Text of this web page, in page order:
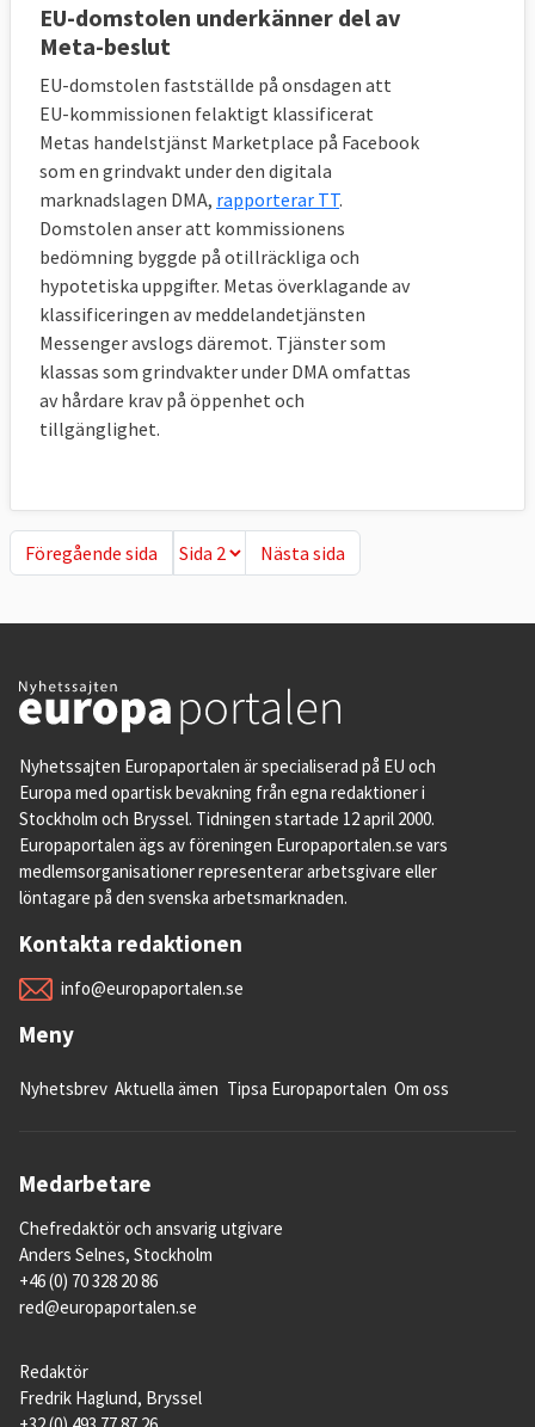
EU-domstolen underkänner del av
Meta-beslut
EU-domstolen fastställde på onsdagen att
EU-kommissionen felaktigt klassificerat
Metas handelstjänst Marketplace på Facebook
som en grindvakt under den digitala
marknadslagen DMA, rapporterar TT.
Domstolen anser att kommissionens
bedömning byggde på otillräckliga och
hypotetiska uppgifter. Metas överklagande av
klassificeringen av meddelandetjänsten
Messenger avslogs däremot. Tjänster som
klassas som grindvakter under DMA omfattas
av hårdare krav på öppenhet och
tillgänglighet.
Föregående sida
Föregående sida Nästa sida
Nästa sida
Nyhetssajten Europaportalen är specialiserad på EU och
Europa med opartisk bevakning från egna redaktioner i
Stockholm och Bryssel. Tidningen startade 12 april 2000.
Europaportalen ägs av föreningen Europaportalen.se vars
medlemsorganisationer representerar arbetsgivare eller
löntagare på den svenska arbetsmarknaden.
Kontakta redaktionen
info@europaportalen.se
Meny
Nyhetsbrev Aktuella ämen Tipsa Europaportalen Om oss
Medarbetare
Chefredaktör och ansvarig utgivare
Anders Selnes, Stockholm
+46 (0) 70 328 20 86
red@europaportalen.se
Redaktör
Fredrik Haglund, Bryssel